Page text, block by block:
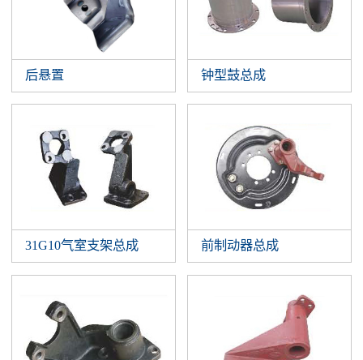
后悬置 钟型鼓总成
31G10气室支架总成 前制动器总成